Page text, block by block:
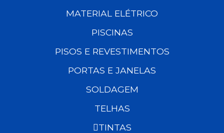
MATERIAL ELÉTRICO
PISCINAS
PISOS E REVESTIMENTOS
PORTAS E JANELAS
SOLDAGEM
TELHAS
TINTAS